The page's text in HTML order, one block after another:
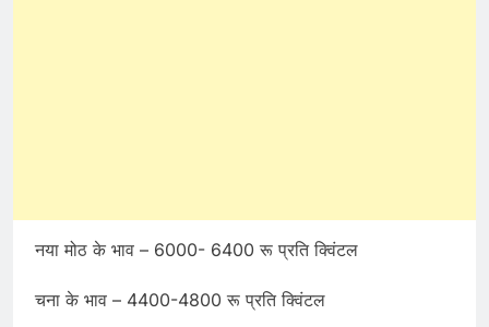
नया मोठ के भाव – 6000- 6400 रू प्रति क्विंटल
चना के भाव – 4400-4800 रू प्रति क्विंटल